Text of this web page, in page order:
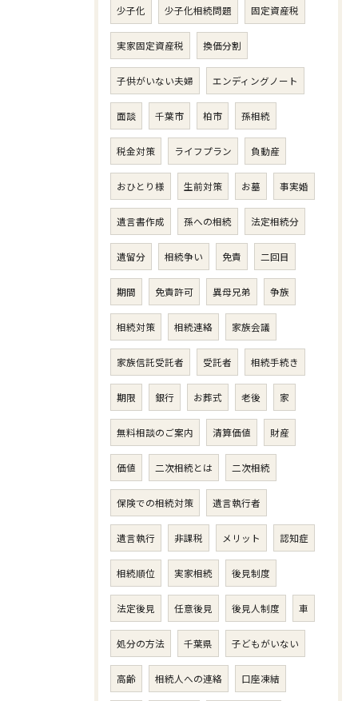
少子化 少子化相続問題 固定資産税
実家固定資産税 換価分割
子供がいない夫婦 エンディングノート
面談 千葉市 柏市 孫相続
税金対策 ライフプラン 負動産
おひとり様 生前対策 お墓 事実婚
遺言書作成 孫への相続 法定相続分
遺留分 相続争い 免責 二回目
期間 免責許可 異母兄弟 争族
相続対策 相続連絡 家族会議
家族信託受託者 受託者 相続手続き
期限 銀行 お葬式 老後 家
無料相談のご案内 清算価値 財産
価値 二次相続とは 二次相続
保険での相続対策 遺言執行者
遺言執行 非課税 メリット 認知症
相続順位 実家相続 後見制度
法定後見 任意後見 後見人制度 車
処分の方法 千葉県 子どもがいない
高齢 相続人への連絡 口座凍結